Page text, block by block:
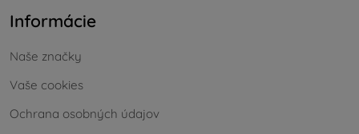
Informácie
Naše značky
Vaše cookies
Ochrana osobných údajov